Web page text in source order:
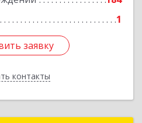
1
заявку
контакты
заявку